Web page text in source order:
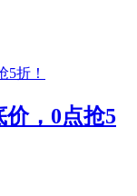
价，0点抢5